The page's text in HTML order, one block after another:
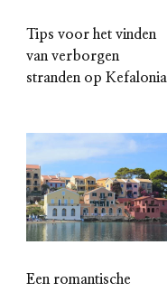
Tips voor het vinden
van verborgen
stranden op Kefalonia
Een romantische